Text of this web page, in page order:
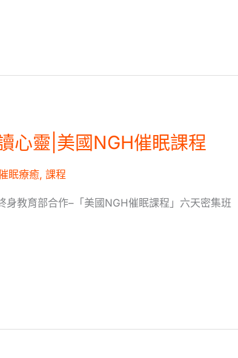
心靈|美國NGH催眠課程
眠療癒,課程
身教育部合作–「美國NGH催眠課程」六天密集班